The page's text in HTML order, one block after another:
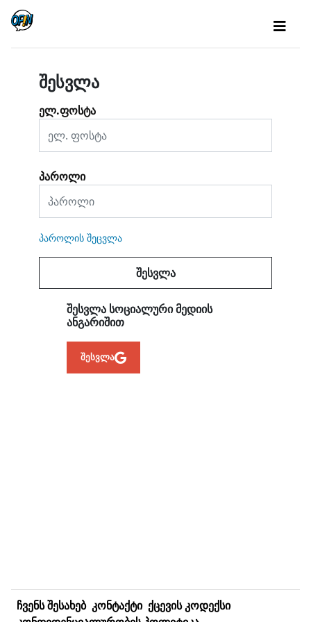
შესვლა
ელ.ფოსტა
პაროლი
პაროლის შეცვლა
შესვლა
ᲨᲔᲡᲕᲚᲐ ᲡᲝᲪᲘᲐᲚᲣᲠᲘ ᲛᲔᲓᲘᲘᲡ
ᲐᲜᲒᲐᲠᲘᲨᲘᲗ
შესვლა
ᲩᲕᲔᲜᲡ ᲨᲔᲡᲐᲮᲔᲑ ᲙᲝᲜᲢᲐᲥᲢᲘ ᲥᲪᲔᲕᲘᲡ ᲙᲝᲓᲔᲥᲡᲘ